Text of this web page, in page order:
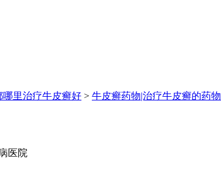
哪里治疗牛皮癣好 > 牛皮癣药物|治疗牛皮癣的药物
医院